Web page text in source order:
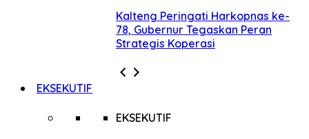
Kalteng Peringati Harkopnas ke-
78, Gubernur Tegaskan Peran
Strategis Koperasi
EKSEKUTIF
EKSEKUTIF